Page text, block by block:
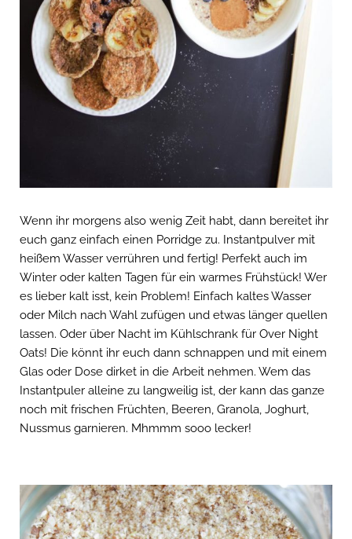
Wenn ihr morgens also wenig Zeit habt, dann bereitet ihr
euch ganz einfach einen Porridge zu. Instantpulver mit
heißem Wasser verrühren und fertig! Perfekt auch im
Winter oder kalten Tagen für ein warmes Frühstück! Wer
es lieber kalt isst, kein Problem! Einfach kaltes Wasser
oder Milch nach Wahl zufügen und etwas länger quellen
lassen. Oder über Nacht im Kühlschrank für Over Night
Oats! Die könnt ihr euch dann schnappen und mit einem
Glas oder Dose dirket in die Arbeit nehmen. Wem das
Instantpuler alleine zu langweilig ist, der kann das ganze
noch mit frischen Früchten, Beeren, Granola, Joghurt,
Nussmus garnieren. Mhmmm sooo lecker!